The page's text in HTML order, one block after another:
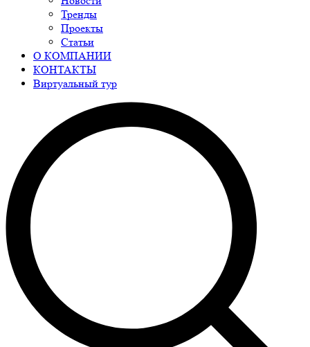
Тренды
Проекты
Статьи
О КОМПАНИИ
КОНТАКТЫ
Виртуальный тур